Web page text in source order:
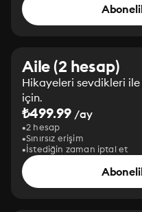
Aile (2 hesap)
Hikayeleri sevdikleri
için.
₺499.99 /ay
2 hesap
Sınırsız erişim
İstediğin zaman iptal et